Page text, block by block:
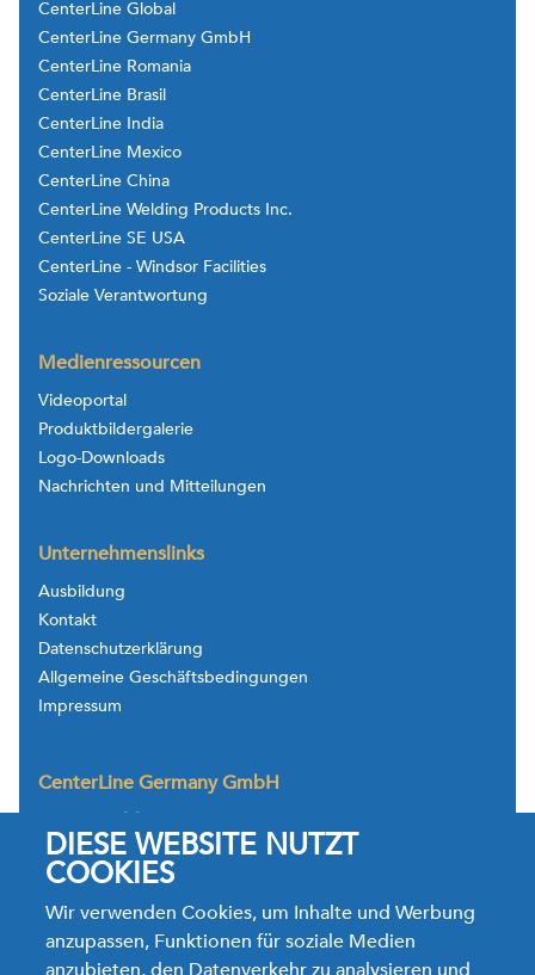
DIESE WEBSITE NUTZT
COOKIES
Wir verwenden Cookies, um Inhalte und Werbung
anzupassen, Funktionen für soziale Medien
CenterLine Global
CenterLine Germany GmbH
CenterLine Romania
CenterLine Brasil
CenterLine India
CenterLine Mexico
CenterLine China
CenterLine Welding Products Inc.
CenterLine SE USA
CenterLine - Windsor Facilities
Soziale Verantwortung
Medienressourcen
Videoportal
Produktbildergalerie
Logo-Downloads
Nachrichten und Mitteilungen
Unternehmenslinks
Ausbildung
Kontakt
Datenschutzerklärung
Allgemeine Geschäftsbedingungen
Impressum
CenterLine Germany GmbH
Westerwaldstrasse 26,
35764 Sinn-Fleisbach
Deutschland
TechService Tel. +49.2772.92366.66
Fax: +49.2772.92366.28